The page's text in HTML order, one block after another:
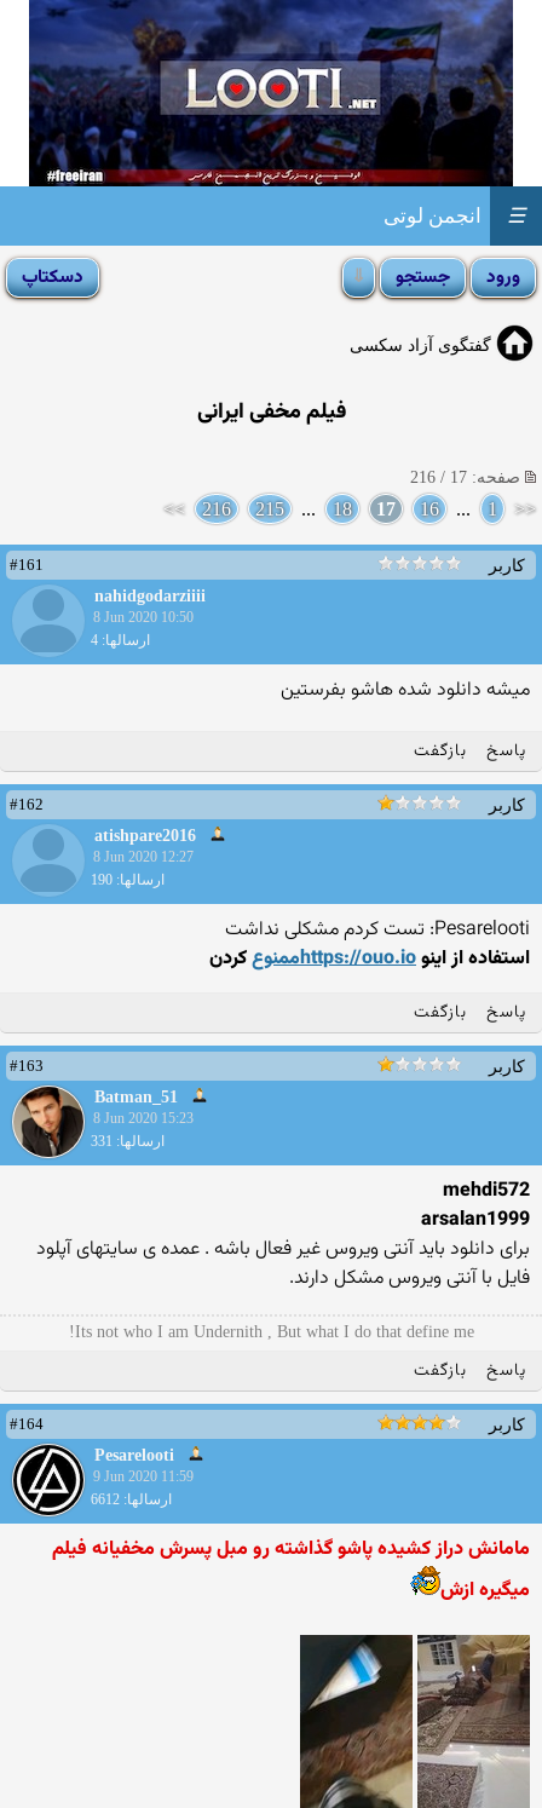
انجمن لوتی ☰
گفتگوی آزاد سکسی
فیلم مخفی ایرانی
صفحه: 17 / 216
<<
1
...
16
17
18
...
215
216
>>
کاربر
#161
nahidgodarziiii
8 Jun 2020 10:50
ارسالها: 4
میشه دانلود شده هاشو بفرستین
پاسخ بازگفت
کاربر
#162
atishpare2016
8 Jun 2020 12:27
ارسالها: 190
Pesarelooti: تست کردم مشکلی نداشت
استفاده از اینوhttps://ouo.ioممنوع کردن
پاسخ بازگفت
کاربر
#163
Batman_51
8 Jun 2020 15:23
ارسالها: 331
mehdi572
arsalan1999
برای دانلود باید آنتی ویروس غیر فعال باشه . عمده ی سایتهای آپلود
فایل با آنتی ویروس مشکل دارند.
Its not who I am Undernith , But what I do that define me!
پاسخ بازگفت
کاربر
#164
Pesarelooti
9 Jun 2020 11:59
ارسالها: 6612
مامانش دراز کشیده پاشو گذاشته رو مبل پسرش مخفیانه فیلم
میگیره ازش